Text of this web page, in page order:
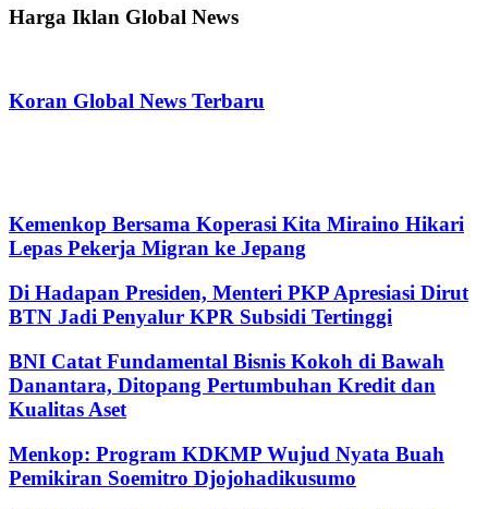
Harga Iklan Global News
Koran Global News Terbaru
Kemenkop Bersama Koperasi Kita Miraino Hikari
Lepas Pekerja Migran ke Jepang
Di Hadapan Presiden, Menteri PKP Apresiasi Dirut
BTN Jadi Penyalur KPR Subsidi Tertinggi
BNI Catat Fundamental Bisnis Kokoh di Bawah
Danantara, Ditopang Pertumbuhan Kredit dan
Kualitas Aset
Menkop: Program KDKMP Wujud Nyata Buah
Pemikiran Soemitro Djojohadikusumo